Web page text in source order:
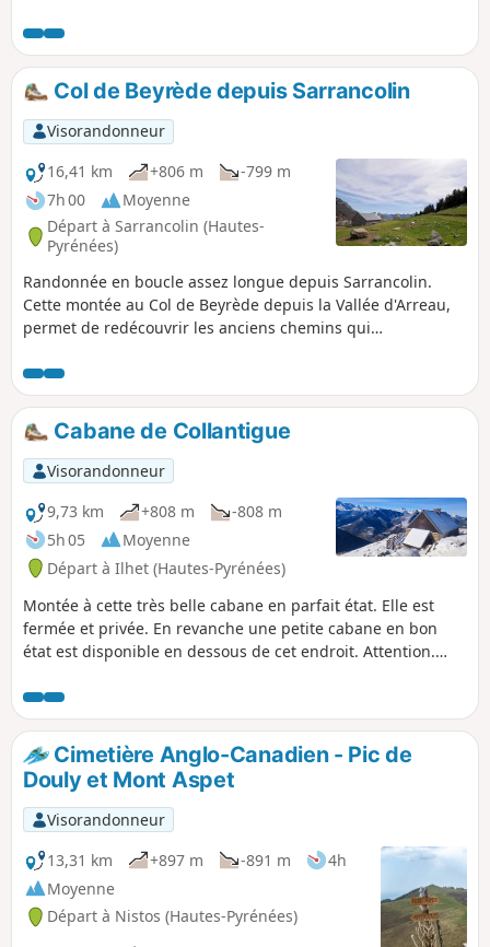
de Collantigue pour partager repas et temps de repos.
Col de Beyrède depuis Sarrancolin
Visorandonneur
16,41 km
+806 m
-799 m
7h 00
Moyenne
Départ à Sarrancolin (Hautes-
Pyrénées)
Randonnée en boucle assez longue depuis Sarrancolin.
Cette montée au Col de Beyrède depuis la Vallée d'Arreau,
permet de redécouvrir les anciens chemins qui
Bien entendu certaines portions de ces chemins ont été
aménagées par l'homme motorisé.À noter : cette randonnée
se déroule hors balisage à partir du (3). La trace gpx peut
s'avérer utile ensuite particulièrement du (10) au (14).
Cabane de Collantigue
Visorandonneur
9,73 km
+808 m
-808 m
5h 05
Moyenne
Départ à Ilhet (Hautes-Pyrénées)
Montée à cette très belle cabane en parfait état. Elle est
fermée et privée. En revanche une petite cabane en bon
état est disponible en dessous de cet endroit. Attention.
est nécessaire.Cette randonnée peut être effectuée avec un
enneigement moyen. Mais cela requiert, encore plus, un
sens certain de l'orientation.
Cimetière Anglo-Canadien - Pic de
Douly et Mont Aspet
Visorandonneur
13,31 km
+897 m -891 m
4h
Moyenne
Départ à Nistos (Hautes-Pyrénées)